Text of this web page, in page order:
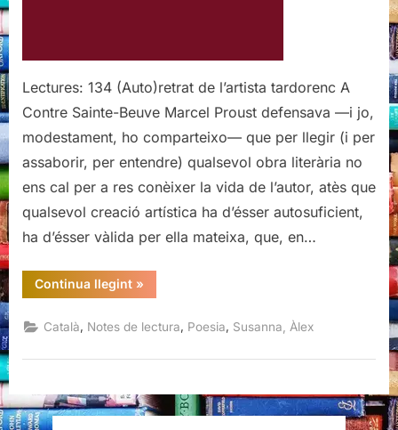
Lectures: 134 (Auto)retrat de l’artista tardorenc A
Contre Sainte-Beuve Marcel Proust defensava —i jo,
modestament, ho comparteixo— que per llegir (i per
assaborir, per entendre) qualsevol obra literària no
ens cal per a res conèixer la vida de l’autor, atès que
qualsevol creació artística ha d’ésser autosuficient,
ha d’ésser vàlida per ella mateixa, que, en…
Continua llegint“Filtracions,
Àlex
»
Català, Notes de lectura, Poesia, Susanna, Àlex